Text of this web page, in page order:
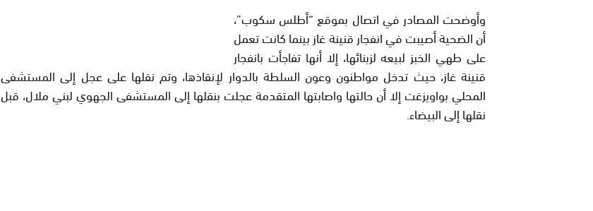
وأوضحت المصادر في اتصال بموقع “أطلس سكوب”،
أن الضحية أصيبت في انفجار قنينة غاز بينما كانت تعمل
على طهي الخبز لبيعه لزبنائها، إلا أنها تفاجأت بانفجار
قنينة غاز، حيث تدخل مواطنون وعون السلطة بالدوار لإنقاذها، وتم نقلها على عجل إلى المستشفى
المحلي بواويزغت إلا أن حالتها واصابتها المتقدمة عجلت بنقلها إلى المستشفى الجهوي لبني ملال، قبل
نقلها إلى البيضاء.